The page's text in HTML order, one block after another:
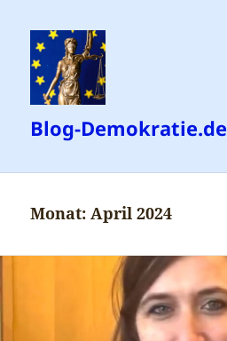
Blog-Demokratie.de
Monat:April 2024